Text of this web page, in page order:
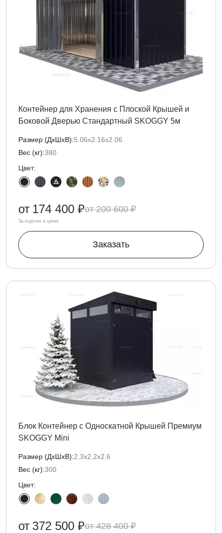
Контейнер для Хранения с Плоской Крышей и
Боковой Дверью Стандартный SKOGGY 5м
Размер (ДxШxВ):5.06х2.16х2.06
Вес (кг):380
Цвет:
200 600 ₽
от 174 400 ₽
За изделие в цинке
Заказать
Блок Контейнер с Односкатной Крышей Премиум
SKOGGY Mini
Размер (ДxШxВ):2,3х2,2х2,6
Вес (кг):300
Цвет:
428 400 ₽
от 372 500 ₽